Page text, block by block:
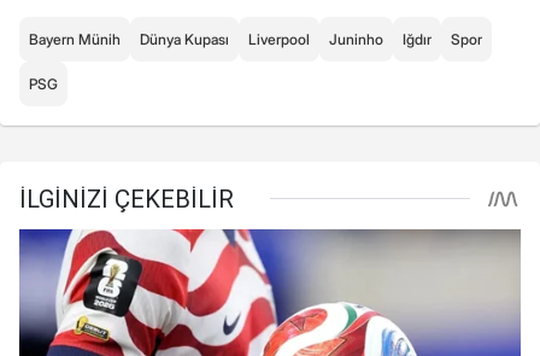
Bayern Münih Dünya Kupası Liverpool Juninho Iğdır Spor
PSG